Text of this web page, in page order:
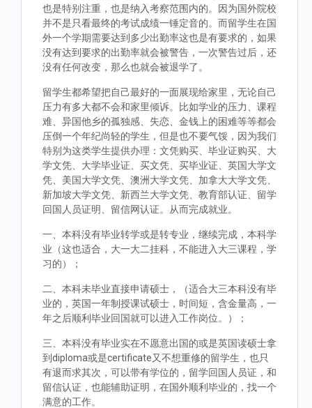
也是特别注重，也是纳入考察范围内的。因为国外院校
并不是只看最终的考试成绩一锤定音的。而留学生在国
外一个学期需要达到多少出勤率这也是有要求的，如果
没有达到要求的出勤率就会被警告，一次警告过后，还
没有任何改变，那么也就会被退学了。
留学生都希望把自己最好的一面展现给家里，无论自己
压力有多大都不会和家里倾诉。比如学业的压力、课程
难、异国他乡的孤独感、失恋、金钱上的困难等等都会
压倒一个年纪尚轻的学生，但是也不要气馁，因为我们
特别为这类学生提供办理：文凭购买、毕业证购买、大
学文凭、大学毕业证、买文凭、买毕业证、英国大学文
凭、美国大学文凭、澳洲大学文凭、加拿大大学文凭、
新加坡大学文凭、新西兰大学文凭、教育部认证、留学
回国人员证明、留信网认证。从而完成就业。
一、本科没有毕业转学或是转专业，继续完成，本科学
业（这也适合，大一大二挂科，不能进入大三课程，学
习的）；
二、本科未毕业直接申请硕士，（适合大三本科没有毕
业的，英国一年制授课试硕士，时间短，含金量高，一
年之后顺利毕业回国就可以进入工作岗位。）；
三、本科没有毕业实在不愿意出国的或是英国读硕士拿
到diploma或是certificate又不想重修的留学生，也只
有退而求其次，可以带有学位的，留学回国人员证，和
留信认证，也能辅助证明，在国外顺利毕业的，找一个
满意的工作。